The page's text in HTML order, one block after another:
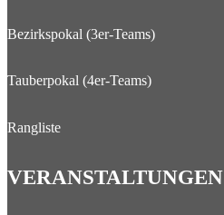
Bezirkspokal (3er-Teams)
Tauberpokal (4er-Teams)
Rangliste
VERANSTALTUNGEN